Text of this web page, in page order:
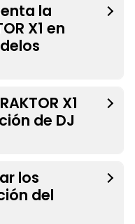
la
X1 en
X1
de DJ
los
del